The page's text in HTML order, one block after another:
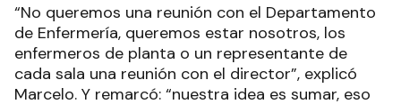
“No queremos una reunión con el Departamento
de Enfermería, queremos estar nosotros, los
enfermeros de planta o un representante de
cada sala una reunión con el director”, explicó
Marcelo. Y remarcó: “nuestra idea es sumar, eso